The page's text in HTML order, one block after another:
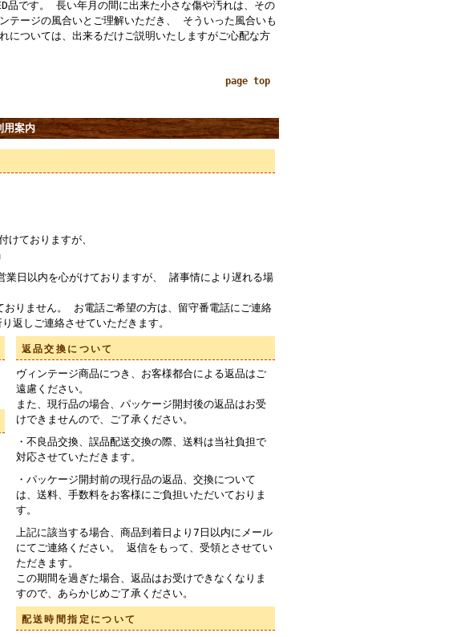
品です。 長い年月の間に出来た小さな傷や汚れは、その
テージの風合いとご理解いただき、 そういった風合いも
ついては、出来るだけご説明いたしますがご心配な方
page top
用案内
けておりますが、
日以内を心がけておりますが、 諸事情により遅れる場
りません。 お電話ご希望の方は、留守番電話にご連絡
返しご連絡させていただきます。
返品交換について
ヴィンテージ商品につき、お客様都合による返品はご
遠慮ください。
また、現行品の場合、パッケージ開封後の返品はお受
けできませんので、ご了承ください。
・不良品交換、誤品配送交換の際、送料は当社負担で
対応させていただきます。
・パッケージ開封前の現行品の返品、交換について
は、送料、手数料をお客様にご負担いただいておりま
す。
上記に該当する場合、商品到着日より7日以内にメール
にてご連絡ください。 返信をもって、受領とさせてい
ただきます。
この期間を過ぎた場合、返品はお受けできなくなりま
すので、あらかじめご了承ください。
配送時間指定について